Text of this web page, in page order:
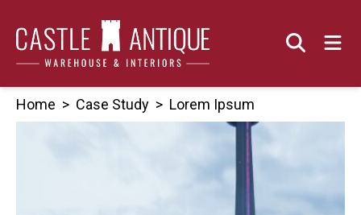
content
Home > Case Study > Lorem Ipsum